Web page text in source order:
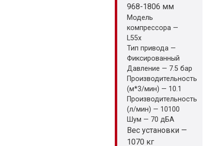
968-1806 мм
Модель
компрессора —
L55x
Тип привода —
Фиксированный
Давление — 7.5 бар
Производительность
(м*3/мин) — 10.1
Производительность
(л/мин) — 10100
Шум — 70 дБА
Вес установки —
1070 кг